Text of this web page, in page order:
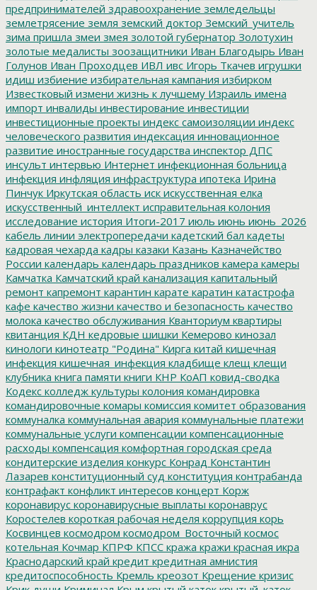
предпринимателей здравоохранение земледельцы
землетрясение земля земский доктор Земский_учитель
зима пришла змеи змея золотой губернатор Золотухин
золотые медалисты зоозащитники Иван Благодырь Иван
Голунов Иван Проходцев ИВЛ ивс Игорь Ткачев игрушки
идиш избиение избирательная кампания избирком
Известковый измени жизнь к лучшему Израиль имена
импорт инвалиды инвестирование инвестиции
инвестиционные проекты индекс самоизоляции индекс
человеческого развития индексация инновационное
развитие иностранные государства инспектор ДПС
инсульт интервью Интернет инфекционная больница
инфекция инфляция инфраструктура ипотека Ирина
Пинчук Иркутская область иск искусственная елка
искусственный_интеллект исправительная колония
исследование история Итоги-2017 июль июнь июнь_2026
кабель линии электропередачи кадетский бал кадеты
кадровая чехарда кадры казаки Казань Казначейство
России календарь календарь праздников камера камеры
Камчатка Камчатский край канализация капитальный
ремонт капремонт карантин карате каратин катастрофа
кафе качество жизни качество и безопасность качество
молока качество обслуживания Кванториум квартиры
квитанция КДН кедровые шишки Кемерово кинозал
кинологи кинотеатр "Родина" Кирга китай кишечная
инфекция кишечная_инфекция кладбище клещ клещи
клубника книга памяти книги КНР КоАП ковид-сводка
Кодекс колледж культуры колония командировка
командировочные комары комиссия комитет образования
коммуналка коммунальная авария коммунальные платежи
коммунальные услуги компенсации компенсационные
расходы компенсация комфортная городская среда
кондитерские изделия конкурс Конрад Константин
Лазарев конституционный суд конституция контрабанда
контрафакт конфликт интересов концерт Корж
коронавирус коронавирусные выплаты коронаврус
Коростелев короткая рабочая неделя коррупция корь
Косвинцев космодром космодром_Восточный космос
котельная Кочмар КПРФ КПСС кража кражи красная икра
Краснодарский край кредит кредитная амнистия
кредитоспособность Кремль креозот Крещение кризис